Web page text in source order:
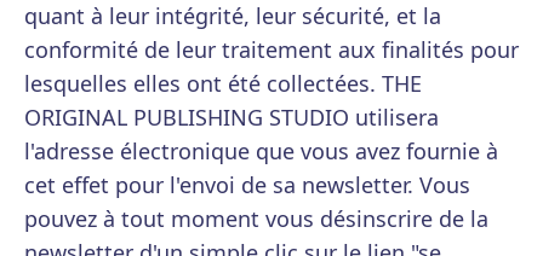
quant à leur intégrité, leur sécurité, et la
conformité de leur traitement aux finalités pour
lesquelles elles ont été collectées. THE
ORIGINAL PUBLISHING STUDIO utilisera
l'adresse électronique que vous avez fournie à
cet effet pour l'envoi de sa newsletter. Vous
pouvez à tout moment vous désinscrire de la